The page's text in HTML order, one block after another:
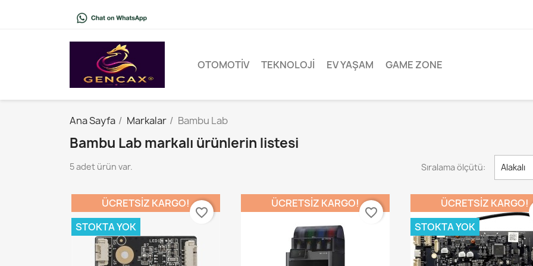
OTOMOTIV TEKNOLOJI EV YAŞAM GAME ZONE
Ana Sayfa Markalar Bambu Lab
Bambu Lab markalı ürünlerin listesi
5 adet ürün var. Sıralama ölçütü: Alakalı
ÜCRETSIZ KARGO!
STOKTA YOK
favorite_border
ÜCRETSIZ KARGO!
favorite_border
ÜCRETSIZ KARGO!
STOKTA YOK